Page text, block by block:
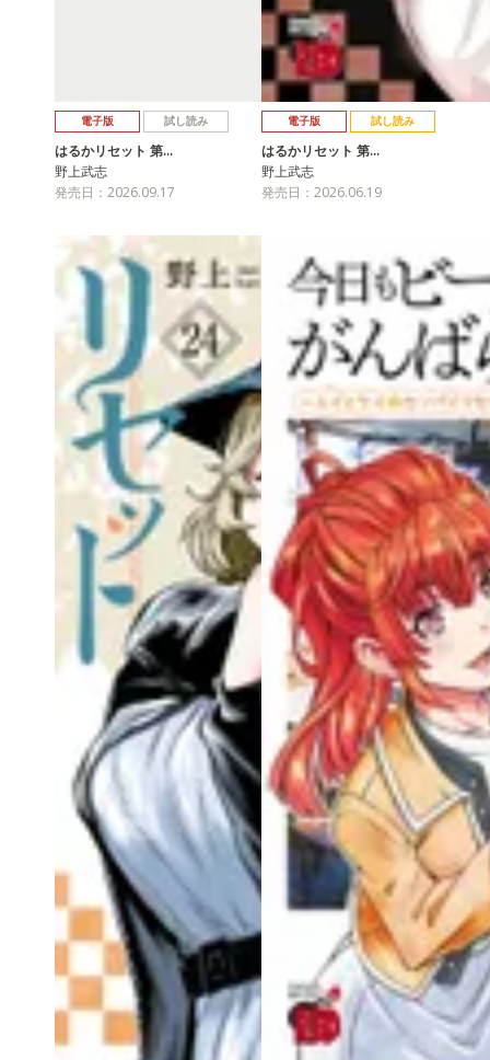
電子版 試し読み
はるかリセット 第…
野上武志
発売日：2026.09.17
電子版 試し読み
はるかリセット 第…
野上武志
発売日：2026.06.19